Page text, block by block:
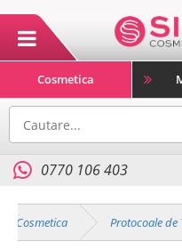
Cosmetica
0770 106 403
Cosmetica Protocoale de